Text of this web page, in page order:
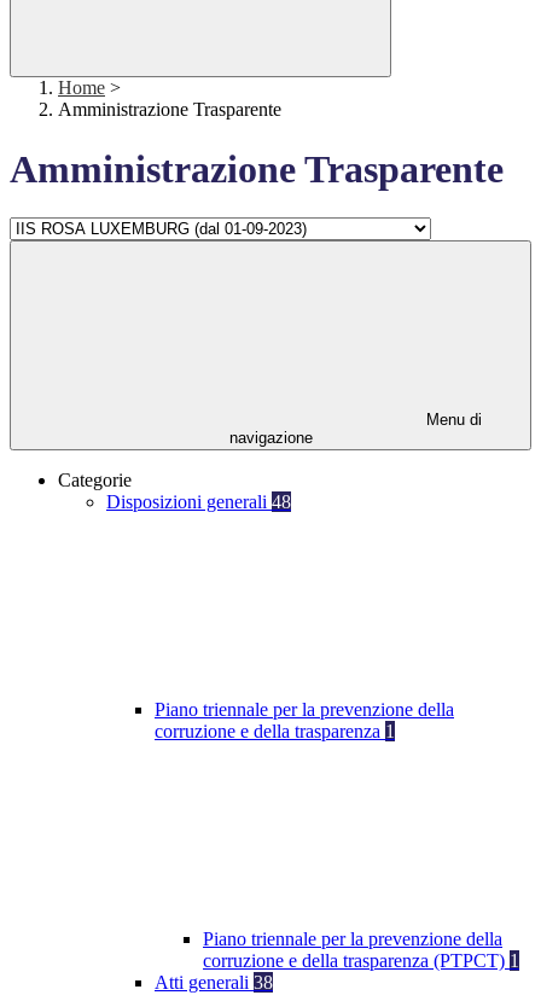
Home >
Amministrazione Trasparente
Amministrazione Trasparente
Menu di
navigazione
Categorie
Disposizioni generali 48
Piano triennale per la prevenzione della
corruzione e della trasparenza 1
Piano triennale per la prevenzione della
corruzione e della trasparenza (PTPCT) 1
Atti generali 38